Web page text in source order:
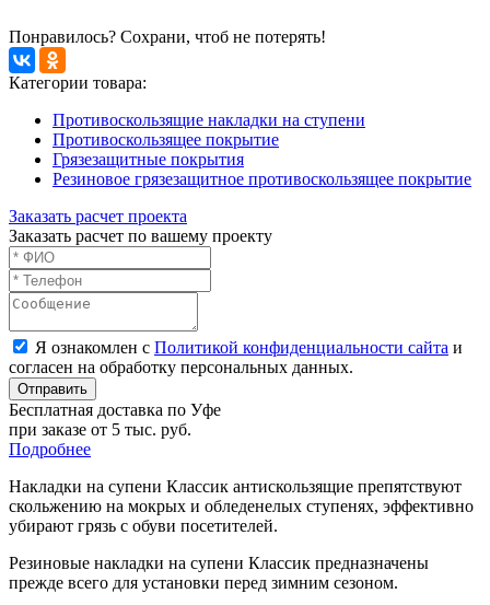
Понравилось? Сохрани, чтоб не потерять!
Категории товара:
Противоскользящие накладки на ступени
Противоскользящее покрытие
Грязезащитные покрытия
Резиновое грязезащитное противоскользящее покрытие
Заказать расчет проекта
Заказать расчет по вашему проекту
Я ознакомлен с Политикой конфиденциальности сайта и
согласен на обработку персональных данных.
Отправить
Бесплатная доставка по Уфе
при заказе от 5 тыс. руб.
Подробнее
Накладки на супени Классик антискользящие препятствуют
скольжению на мокрых и обледенелых ступенях, эффективно
убирают грязь с обуви посетителей.
Резиновые накладки на супени Классик предназначены
прежде всего для установки перед зимним сезоном.